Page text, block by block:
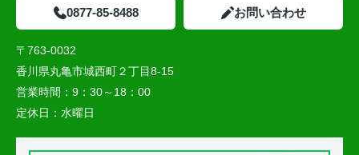
0877-85-8488 お問い合わせ
〒763-0032
香川県丸亀市城西町２丁目8-15
営業時間： 9：30～18：00
定休日： 水曜日